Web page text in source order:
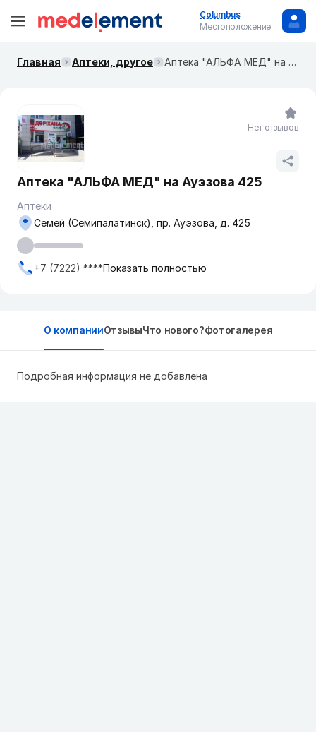
Columbus
Местоположение
Главная Аптеки, другое Аптека "АЛЬФА МЕД" на Ауэзова 425
Аптека "АЛЬФА МЕД" на Ауэзова 425
Аптеки
Семей (Семипалатинск), пр. Ауэзова, д. 425
+7 (7222) ****Показать полностью
Нет отзывов
О компанииОтзывыЧто нового?Фотогалерея
Подробная информация не добавлена